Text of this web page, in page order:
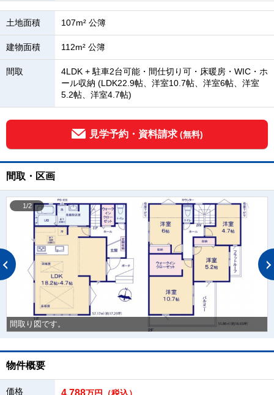
土地面積 107m² 公簿
建物面積 112m² 公簿
間取
4LDK + 駐車2台可能・間仕切り可・床暖房・WIC・ホ
ール収納 (LDK22.9帖、洋室10.7帖、洋室6帖、洋室
5.2帖、洋室4.7帖)
見学予約・資料請求 (無料)
間取・区画
間取り図です。
1/2
物件概要
価格 4,788